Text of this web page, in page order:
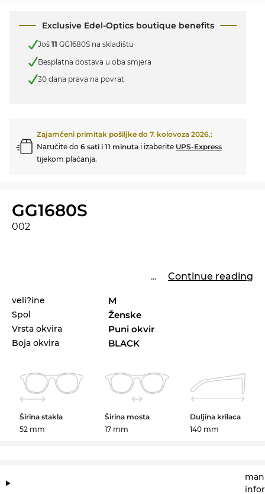
Exclusive Edel-Optics boutique benefits
Još 11 GG1680S na skladištu
Besplatna dostava u oba smjera
30 dana prava na povrat
Zajamčeni primitak pošiljke do 7. kolovoza 2026.:
Naručite do 6 sati i 11 minuta i izaberite UPS-Express
tijekom plaćanja.
GG1680S
002
... Continue reading
veli?ine M
Spol Ženske
Vrsta okvira Puni okvir
Boja okvira BLACK
Širina stakla
52 mm
Širina mosta
17 mm
Duljina krilaca
140 mm